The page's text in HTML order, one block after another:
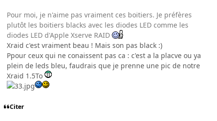
Pour moi, je n'aime pas vraiment ces boitiers. Je préfères
plutôt les boitiers blacks avec les diodes LED comme les
diodes LED d'Apple Xserve RAID
Xraid c'est vraiment beau ! Mais son pas black :)
Ppour ceux qui ne conaissent pas ca : c'est a la placve ou ya
plein de leds bleu, faudrais que je prenne une pic de notre
Xraid 1.5To
Citer